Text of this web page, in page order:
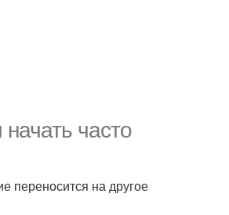
часто
переносится на другое